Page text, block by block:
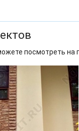
посмотреть на